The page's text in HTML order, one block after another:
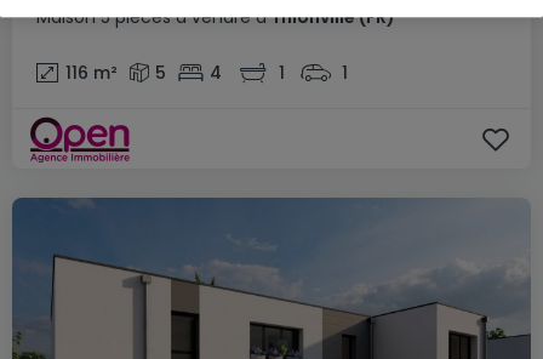
Maison 5 pièces à vendre àThionville(FR)
116 m² 5 4 1 1